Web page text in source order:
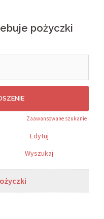
pożyczki
Zaawansowane szukanie
Edytuj
Wyszukaj